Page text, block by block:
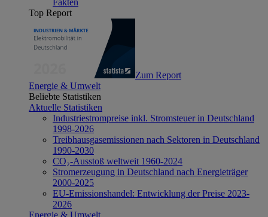
Top Report
Zum Report
Energie & Umwelt
Beliebte Statistiken
Aktuelle Statistiken
Industriestrompreise inkl. Stromsteuer in Deutschland
1998-2026
Treibhausgasemissionen nach Sektoren in Deutschland
1990-2030
CO₂-Ausstoß weltweit 1960-2024
Stromerzeugung in Deutschland nach Energieträger
2000-2025
EU-Emissionshandel: Entwicklung der Preise 2023-
2026
Energie & Umwelt